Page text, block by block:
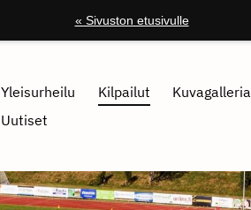
« Sivuston etusivulle
Yleisurheilu Kilpailut Kuvagalleria
Uutiset